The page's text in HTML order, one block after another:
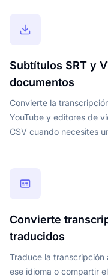
Subtítulos SRT y
documentos
Convierte la
YouTube y editores de
CSV cuando necesites
Convierte
traducidos
Traduce la transcripción
ese idioma o compartir